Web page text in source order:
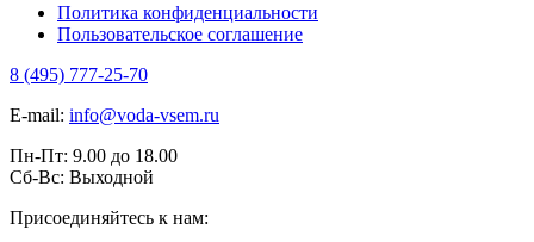
Политика конфиденциальности
Пользовательское соглашение
8 (495) 777-25-70
E-mail: info@voda-vsem.ru
Пн-Пт: 9.00 до 18.00
Сб-Вс: Выходной
Присоединяйтесь к нам: